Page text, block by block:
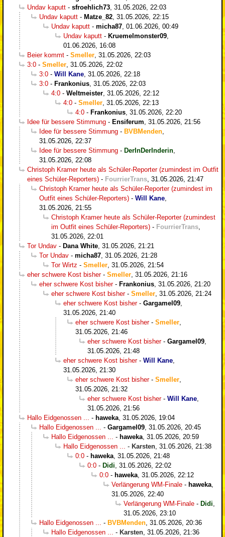
Undav kaputt - sfroehlich73, 31.05.2026, 22:03
Undav kaputt - Matze_82, 31.05.2026, 22:15
Undav kaputt - micha87, 01.06.2026, 00:49
Undav kaputt - Kruemelmonster09,
01.06.2026, 16:08
Beier kommt - Smeller, 31.05.2026, 22:03
3:0 - Smeller, 31.05.2026, 22:02
3:0 - Will Kane, 31.05.2026, 22:18
3:0 - Frankonius, 31.05.2026, 22:03
4:0 - Weltmeister, 31.05.2026, 22:12
4:0 - Smeller, 31.05.2026, 22:13
4:0 - Frankonius, 31.05.2026, 22:20
Idee für bessere Stimmung - Ensiferum, 31.05.2026, 21:56
Idee für bessere Stimmung - BVBMenden,
31.05.2026, 22:37
Idee für bessere Stimmung - DerInDerInderin,
31.05.2026, 22:08
Christoph Kramer heute als Schüler-Reporter (zumindest im Outfit
eines Schüler-Reporters) - FourrierTrans, 31.05.2026, 21:47
Christoph Kramer heute als Schüler-Reporter (zumindest im
Outfit eines Schüler-Reporters) - Will Kane,
31.05.2026, 21:55
Christoph Kramer heute als Schüler-Reporter (zumindest
im Outfit eines Schüler-Reporters) - FourrierTrans,
31.05.2026, 22:01
Tor Undav - Dana White, 31.05.2026, 21:21
Tor Undav - micha87, 31.05.2026, 21:28
Tor Wirtz - Smeller, 31.05.2026, 21:54
eher schwere Kost bisher- Smeller, 31.05.2026, 21:16
eher schwere Kost bisher- Frankonius, 31.05.2026, 21:20
eher schwere Kost bisher- Smeller, 31.05.2026, 21:24
eher schwere Kost bisher- Gargamel09,
31.05.2026, 21:40
eher schwere Kost bisher- Smeller,
31.05.2026, 21:46
eher schwere Kost bisher- Gargamel09,
31.05.2026, 21:48
eher schwere Kost bisher- Will Kane,
31.05.2026, 21:30
eher schwere Kost bisher- Smeller,
31.05.2026, 21:32
eher schwere Kost bisher- Will Kane,
31.05.2026, 21:56
Hallo Eidgenossen ... - haweka, 31.05.2026, 19:04
Hallo Eidgenossen ... - Gargamel09, 31.05.2026, 20:45
Hallo Eidgenossen ... - haweka, 31.05.2026, 20:59
Hallo Eidgenossen ... - Karsten, 31.05.2026, 21:38
0:0 - haweka, 31.05.2026, 21:48
0:0 - Didi, 31.05.2026, 22:02
0:0 - haweka, 31.05.2026, 22:12
Verlängerung WM-Finale - haweka,
31.05.2026, 22:40
Verlängerung WM-Finale - Didi,
31.05.2026, 23:10
Hallo Eidgenossen ... - BVBMenden, 31.05.2026, 20:36
Hallo Eidgenossen ... - Karsten, 31.05.2026, 21:36